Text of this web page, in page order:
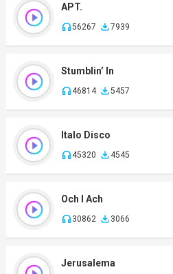
APT.
56267 7939
Stumblin’ In
46814 5457
Italo Disco
45320 4545
Och I Ach
30862 3066
Jerusalema